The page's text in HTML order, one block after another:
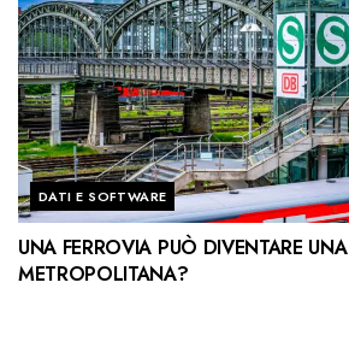
DATI E SOFTWARE
UNA FERROVIA PUÒ DIVENTARE UNA
METROPOLITANA?